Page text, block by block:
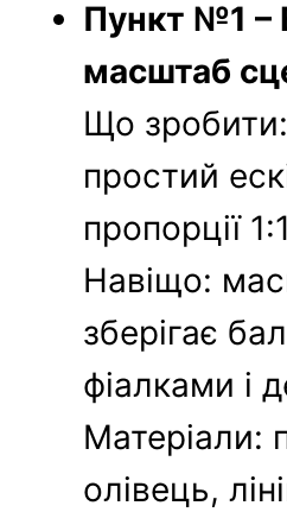
Пункт №1 –
масштаб
Що зробити:
простий
пропорції
Навіщо:
зберігає
фіалками і
Матеріали:
олівець,